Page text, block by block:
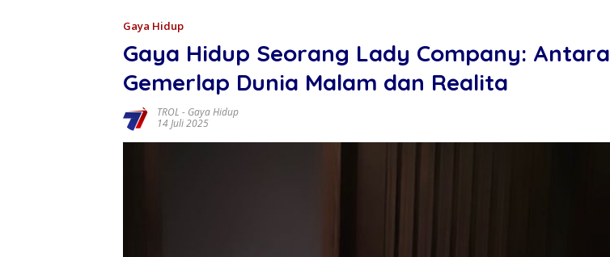
Gaya Hidup
Gaya Hidup Seorang Lady Company: Antara
Gemerlap Dunia Malam dan Realita
TROL - Gaya Hidup
14 Juli 2025